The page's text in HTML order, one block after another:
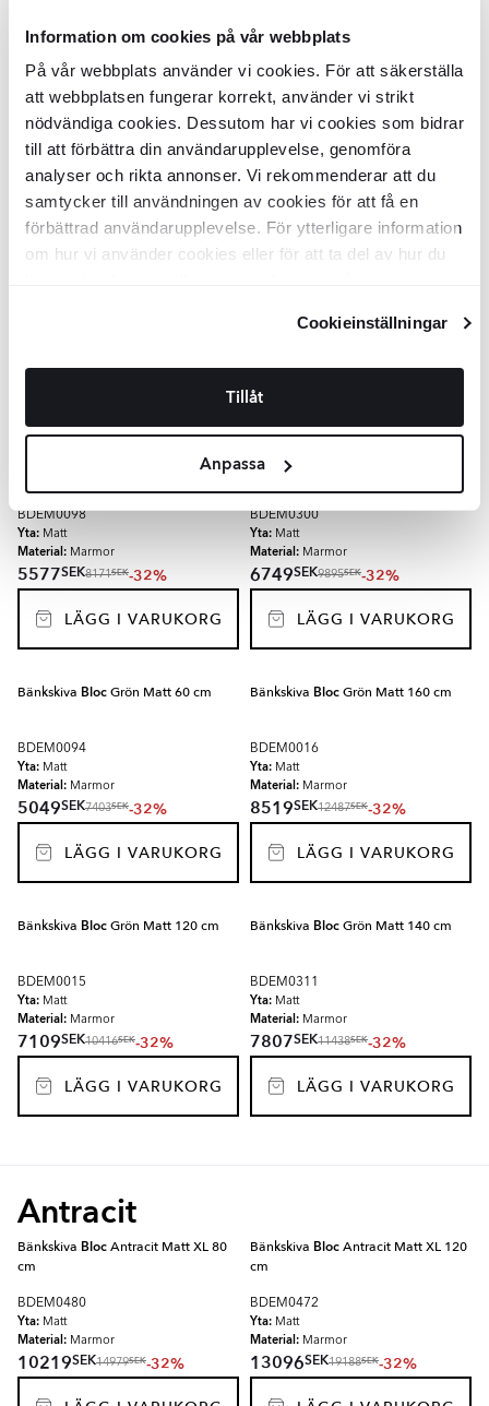
Information om cookies på vår webbplats
På vår webbplats använder vi cookies. För att säkerställa
att webbplatsen fungerar korrekt, använder vi strikt
nödvändiga cookies. Dessutom har vi cookies som bidrar
till att förbättra din användarupplevelse, genomföra
analyser och rikta annonser. Vi rekommenderar att du
samtycker till användningen av cookies för att få en
förbättrad användarupplevelse. För ytterligare information
om hur vi använder cookies eller för att ta del av hur du
Cookieinställningar
Tillåt
Anpassa
Yta:Matt
11299SEK SEK -32%
LÄGG I VARUKORG
BDEM0506
Yta:Matt
2969SEK SEK-32%
LÄGG I VARUKORG
Stänkskydd PanelBlocGrön Matt
120 cm
Stänkskydd PanelBlocGrön Matt
100 cm
Material:Marmor
Grön Matt 80 cm
BDEM0098
Yta: Matt
Material: Marmor
5577SEK8171SEK-32%
LÄGG I VARUKORG
Bänkskiva
BDEM0300
Yta: Matt
Material: Marmor
6749SEK9895SEK-32%
LÄGG I VARUKORG
Bänkskiva BlocGrön Matt 60 cm
BDEM0094
Yta: Matt
Material: Marmor
5049SEK7403SEK-32%
LÄGG I VARUKORG
Bänkskiva BlocGrön Matt 160 cm
BDEM0016
Yta: Matt
Material: Marmor
8519SEK12487SEK-32%
LÄGG I VARUKORG
Bänkskiva BlocGrön Matt 120 cm
BDEM0015
Yta: Matt
Material: Marmor
7109SEK10416SEK-32%
LÄGG I VARUKORG
Bänkskiva BlocGrön Matt 140 cm
BDEM0311
Yta: Matt
Material: Marmor
7807SEK11438SEK-32%
LÄGG I VARUKORG
Antracit
Bänkskiva BlocAntracit Matt XL 80
cm
BDEM0480
Yta: Matt
Material: Marmor
10219SEK14979SEK-32%
Bänkskiva BlocAntracit Matt XL 120
cm
BDEM0472
Yta: Matt
Material: Marmor
13096SEK19188SEK-32%